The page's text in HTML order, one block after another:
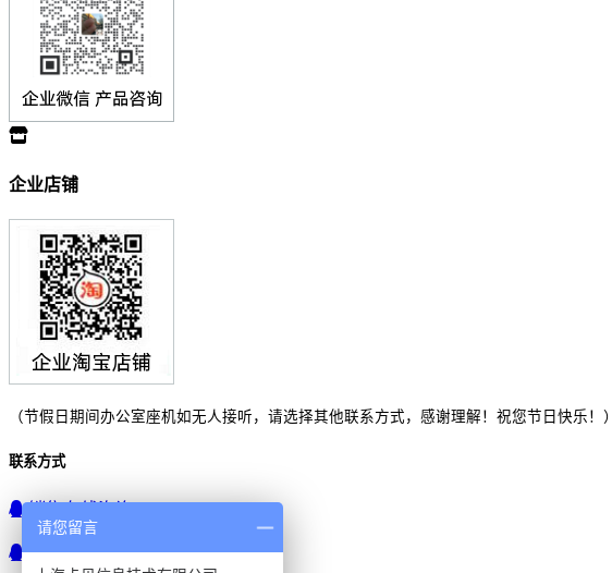
企业店铺
（节假日期间办公室座机如无人接听，请选择其他联系方式，感谢理解！祝您节日快乐！）
联系方式
销售在线咨询
产品技术咨询
请您留言